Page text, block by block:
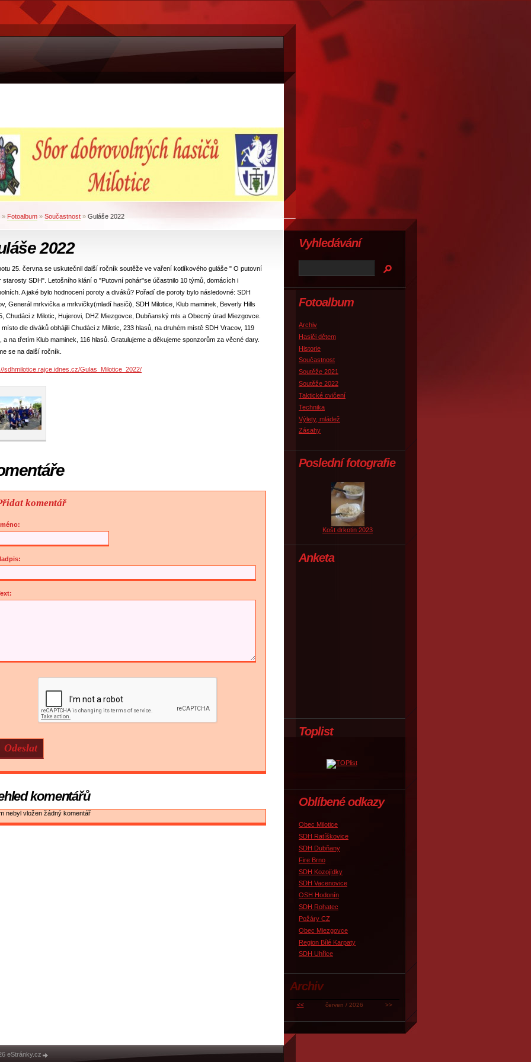
» Fotoalbum » Součastnost » Guláše 2022
2022
25. června se uskutečnil další ročník soutěže ve vaření kotlíkového guláše " O putovní
starosty SDH". Letošního klání o "Putovní pohár"se účastnilo 10 týmů, domácích i
A jaké bylo hodnocení poroty a diváků? Pořadí dle poroty bylo následovné: SDH
Generál mrkvička a mrkvičky(mladí hasiči), SDH Milotice, Klub maminek, Beverly Hills
Chudáci z Milotic, Hujerovi, DHZ Miezgovce, Dubňanský mls a Obecný úrad Miezgovce.
dle diváků obhájili Chudáci z Milotic, 233 hlasů, na druhém místě SDH Vracov, 119
a na třetím Klub maminek, 116 hlasů. Gratulujeme a děkujeme sponzorům za věcné dary.
se na další ročník.
sdhmilotice.rajce.idnes.cz/Gulas_Milotice_2022/
komentář
komentářů
nebyl vložen žádný komentář
Fotoalbum
Archiv
Hasiči dětem
Historie
Součastnost
Soutěže 2021
Soutěže 2022
Taktické cvičení
Technika
Výlety, mládež
Zásahy
Poslední fotografie
Košt drkotin 2023
Anketa
Toplist
Oblíbené odkazy
Obec Milotice
SDH Ratíškovice
SDH Dubňany
Fire Brno
SDH Kozojídky
SDH Vacenovice
OSH Hodonín
SDH Rohatec
Požáry CZ
Obec Miezgovce
Region Bílé Karpaty
SDH Uhřice
Vyhledávání
Archiv
<< červen / 2026 >>
eStránky.cz